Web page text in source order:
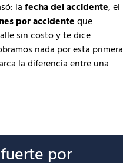
la fecha del accidente, el
por accidente que
sin costo y te dice
nada por esta primera
la diferencia entre una
por